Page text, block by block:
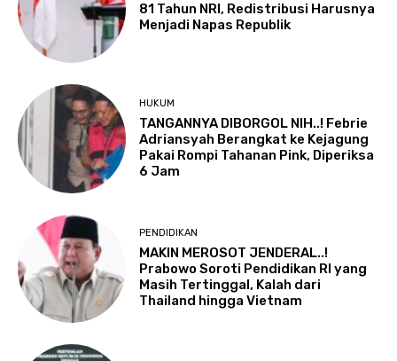
81 Tahun NRI, Redistribusi Harusnya
Menjadi Napas Republik
HUKUM
TANGANNYA DIBORGOL NIH..! Febrie
Adriansyah Berangkat ke Kejagung
Pakai Rompi Tahanan Pink, Diperiksa
6 Jam
PENDIDIKAN
MAKIN MEROSOT JENDERAL..!
Prabowo Soroti Pendidikan RI yang
Masih Tertinggal, Kalah dari
Thailand hingga Vietnam